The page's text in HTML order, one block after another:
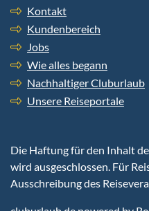
Kontakt
Kundenbereich
Jobs
Wie alles begann
Nachhaltiger Cluburlaub
Unsere Reiseportale
Die Haftung für den Inhalt
wird ausgeschlossen. Für
Ausschreibung des